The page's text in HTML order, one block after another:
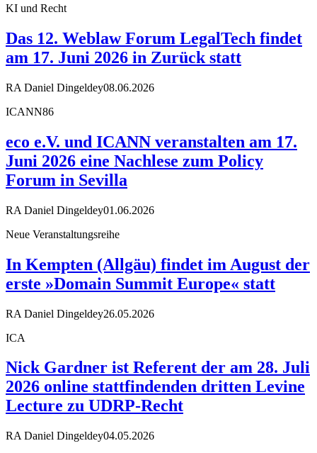
KI und Recht
Das 12. Weblaw Forum LegalTech findet
am 17. Juni 2026 in Zurück statt
RA Daniel Dingeldey08.06.2026
ICANN86
eco e.V. und ICANN veranstalten am 17.
Juni 2026 eine Nachlese zum Policy
Forum in Sevilla
RA Daniel Dingeldey01.06.2026
Neue Veranstaltungsreihe
In Kempten (Allgäu) findet im August der
erste »Domain Summit Europe« statt
RA Daniel Dingeldey26.05.2026
ICA
Nick Gardner ist Referent der am 28. Juli
2026 online stattfindenden dritten Levine
Lecture zu UDRP-Recht
RA Daniel Dingeldey04.05.2026